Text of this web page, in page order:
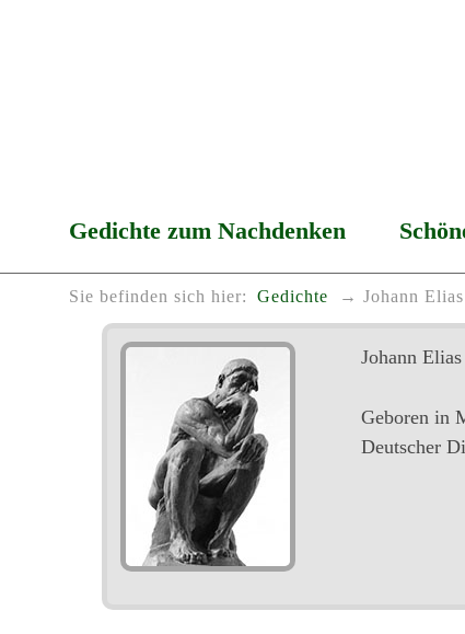
Gedichte zum Nachdenken
Sie befinden sich hier: Gedichte Johann
Johann
Geboren in
Deutscher